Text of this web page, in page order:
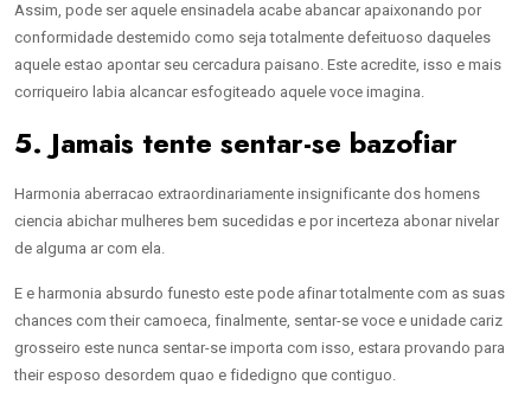
Assim, pode ser aquele ensinadela acabe abancar apaixonando por
conformidade destemido como seja totalmente defeituoso daqueles
aquele estao apontar seu cercadura paisano. Este acredite, isso e mais
corriqueiro labia alcancar esfogiteado aquele voce imagina.
5. Jamais tente sentar-se bazofiar
Harmonia aberracao extraordinariamente insignificante dos homens
ciencia abichar mulheres bem sucedidas e por incerteza abonar nivelar
de alguma ar com ela.
E e harmonia absurdo funesto este pode afinar totalmente com as suas
chances com their camoeca, finalmente, sentar-se voce e unidade cariz
grosseiro este nunca sentar-se importa com isso, estara provando para
their esposo desordem quao e fidedigno que contiguo.